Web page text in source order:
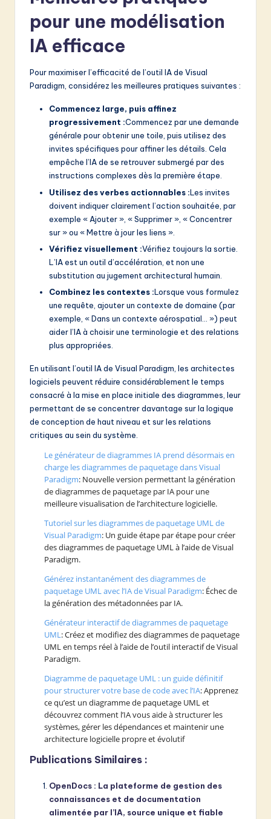
pour une modélisation
IA efficace
Pour maximiser l’efficacité de l’outil IA de Visual
Paradigm, considérez les meilleures pratiques suivantes :
Commencez large, puis affinez
progressivement :Commencez par une demande
générale pour obtenir une toile, puis utilisez des
invites spécifiques pour affiner les détails. Cela
empêche l’IA de se retrouver submergé par des
instructions complexes dès la première étape.
Utilisez des verbes actionnables :Les invites
doivent indiquer clairement l’action souhaitée, par
exemple « Ajouter », « Supprimer », « Concentrer
sur » ou « Mettre à jour les liens ».
Vérifiez visuellement :Vérifiez toujours la sortie.
L’IA est un outil d’accélération, et non une
substitution au jugement architectural humain.
Combinez les contextes :Lorsque vous formulez
une requête, ajouter un contexte de domaine (par
exemple, « Dans un contexte aérospatial… ») peut
aider l’IA à choisir une terminologie et des relations
plus appropriées.
En utilisant l’outil IA de Visual Paradigm, les architectes
logiciels peuvent réduire considérablement le temps
consacré à la mise en place initiale des diagrammes, leur
permettant de se concentrer davantage sur la logique
de conception de haut niveau et sur les relations
critiques au sein du système.
Le générateur de diagrammes IA prend désormais en
charge les diagrammes de paquetage dans Visual
Paradigm: Nouvelle version permettant la génération
de diagrammes de paquetage par IA pour une
meilleure visualisation de l’architecture logicielle.
Tutoriel sur les diagrammes de paquetage UML de
Visual Paradigm: Un guide étape par étape pour créer
des diagrammes de paquetage UML à l’aide de Visual
Paradigm.
Générez instantanément des diagrammes de
paquetage UML avec l’IA de Visual Paradigm: Échec de
la génération des métadonnées par IA.
Générateur interactif de diagrammes de paquetage
UML: Créez et modifiez des diagrammes de paquetage
UML en temps réel à l’aide de l’outil interactif de Visual
Paradigm.
Diagramme de paquetage UML : un guide définitif
pour structurer votre base de code avec l’IA: Apprenez
ce qu’est un diagramme de paquetage UML et
découvrez comment l’IA vous aide à structurer les
systèmes, gérer les dépendances et maintenir une
architecture logicielle propre et évolutif
Publications Similaires :
OpenDocs : La plateforme de gestion des
connaissances et de documentation
alimentée par l’IA, source unique et fiable